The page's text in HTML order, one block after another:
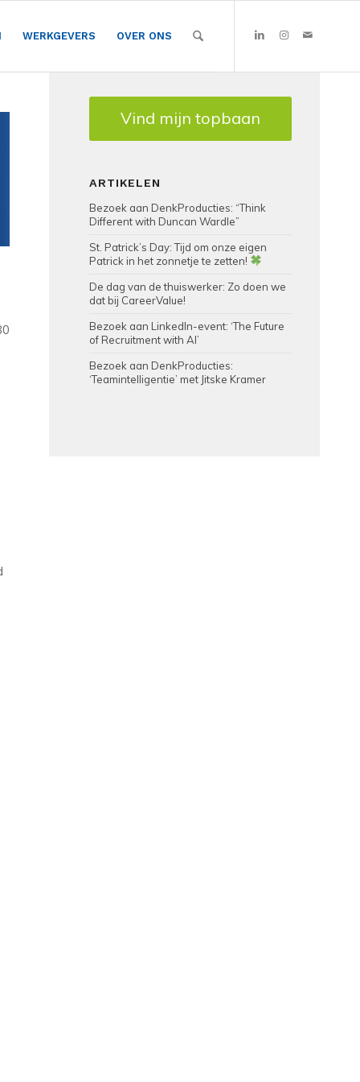
WERKGEVERS OVER ONS
Vind mijn topbaan
ARTIKELEN
Bezoek aan DenkProducties: “Think
Different with Duncan Wardle”
St. Patrick’s Day: Tijd om onze eigen
Patrick in het zonnetje te zetten!
De dag van de thuiswerker: Zo doen we
dat bij CareerValue!
Bezoek aan LinkedIn-event: ‘The Future
of Recruitment with AI’
Bezoek aan DenkProducties:
‘Teamintelligentie’ met Jitske Kramer